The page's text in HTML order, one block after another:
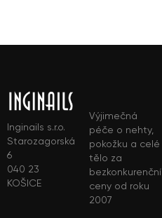
Inginails s.r.o.
Starozagorská
6
040 23
KOŠICE
Výjimečná
péče o nehty,
pokožku a celé
tělo za
bezkonkurenční
ceny od roku
2007